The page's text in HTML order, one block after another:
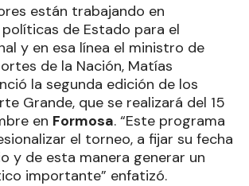
están trabajando en
de Estado para el
y en esa línea el ministro de
de la Nación, Matías
la segunda edición de los
Grande, que se realizará del 15
en Formosa. “Este programa
el torneo, a fijar su fecha
y de esta manera generar un
importante” enfatizó.